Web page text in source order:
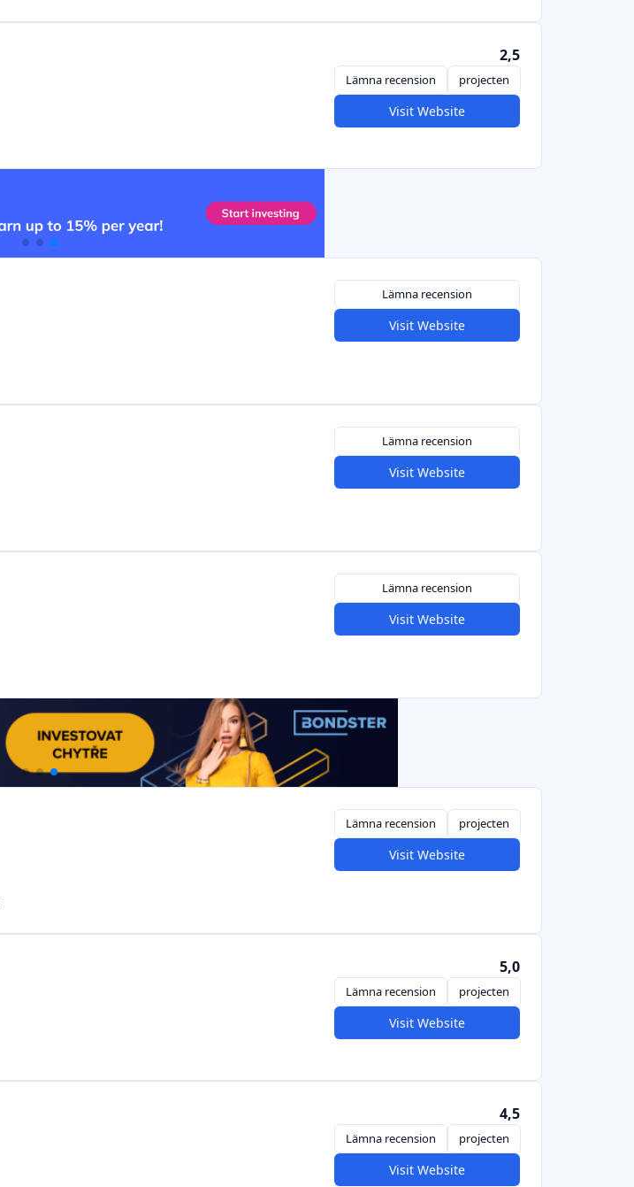
2,5
Lämna recension projecten
Visit Website
Lämna recension
Visit Website
Lämna recension
Visit Website
Lämna recension
Visit Website
Lämna recension projecten
Visit Website
5,0
Lämna recension projecten
Visit Website
4,5
Lämna recension projecten
Visit Website